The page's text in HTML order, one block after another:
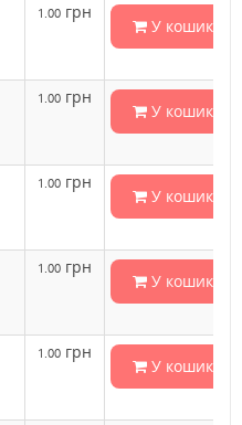
1.00 грн
У кошик
1.00 грн
У кошик
1.00 грн
У кошик
1.00 грн
У кошик
1.00 грн
У кошик